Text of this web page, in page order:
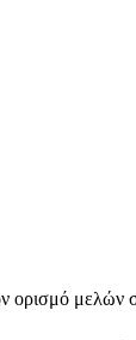
ορισμό μελών